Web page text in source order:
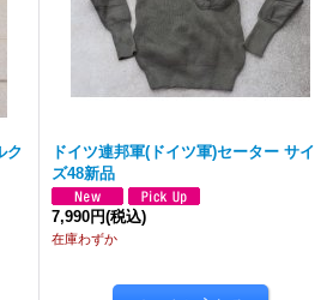
ク
ドイツ連邦軍(ドイツ軍)セーター サイ
ズ48新品
7,990円(税込)
在庫わずか